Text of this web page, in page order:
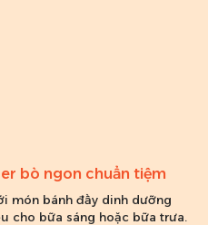
bò ngon chuẩn tiệm
món bánh đầy dinh dưỡng
cho bữa sáng hoặc bữa trưa.